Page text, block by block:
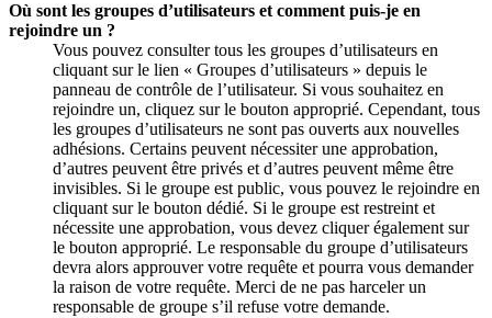
Où sont les groupes d’utilisateurs et comment puis-je en
rejoindre un ?
Vous pouvez consulter tous les groupes d’utilisateurs en
cliquant sur le lien « Groupes d’utilisateurs » depuis le
panneau de contrôle de l’utilisateur. Si vous souhaitez en
rejoindre un, cliquez sur le bouton approprié. Cependant, tous
les groupes d’utilisateurs ne sont pas ouverts aux nouvelles
adhésions. Certains peuvent nécessiter une approbation,
d’autres peuvent être privés et d’autres peuvent même être
invisibles. Si le groupe est public, vous pouvez le rejoindre en
cliquant sur le bouton dédié. Si le groupe est restreint et
nécessite une approbation, vous devez cliquer également sur
le bouton approprié. Le responsable du groupe d’utilisateurs
devra alors approuver votre requête et pourra vous demander
la raison de votre requête. Merci de ne pas harceler un
responsable de groupe s’il refuse votre demande.